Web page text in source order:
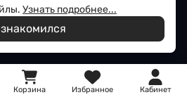
Корзина Избранное Кабинет
стиля
данных
Узнать подробнее...